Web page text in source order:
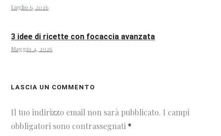
Luglio 6, 2026
3 idee di ricette con focaccia avanzata
Maggio 4, 2026
LASCIA UN COMMENTO
Il tuo indirizzo email non sarà pubblicato. I campi
obbligatori sono contrassegnati *